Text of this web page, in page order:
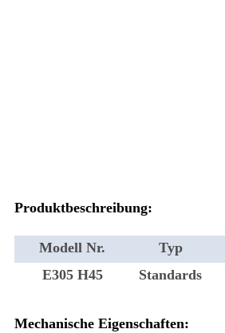
Produktbeschreibung:
Modell Nr. Typ
E305 H45
Standards
Mechanische Eigenschaften: